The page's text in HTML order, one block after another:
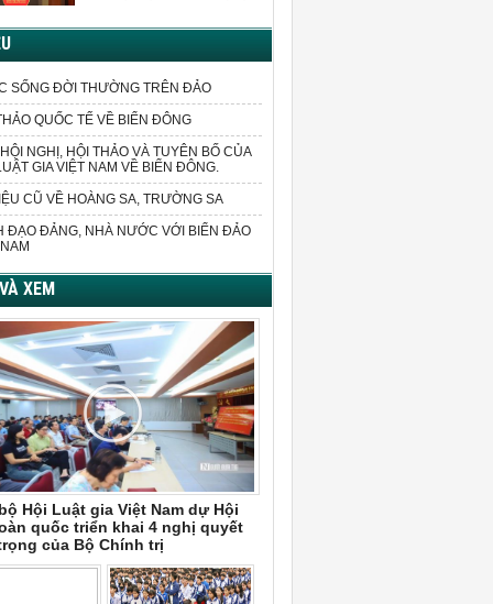
đề cấp bách phát sinh trong
SỐNG ĐỜI THƯỜNG TRÊN ĐẢO
QUỐC TẾ VỀ BIỂN ĐÔNG
NGHỊ, HỘI THẢO VÀ TUYÊN BỐ CỦA
GIA VIỆT NAM VỀ BIỂN ĐÔNG.
CŨ VỀ HOÀNG SA, TRƯỜNG SA
ĐẠO ĐẢNG, NHÀ NƯỚC VỚI BIỂN ĐẢO
XEM
Hội Luật gia Việt Nam dự Hội
quốc triển khai 4 nghị quyết
của Bộ Chính trị